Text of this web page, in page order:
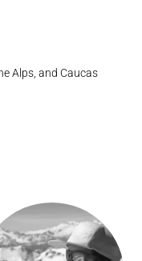
Alps, and Caucas